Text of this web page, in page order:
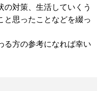
の対策、生活していくう
と思ったことなどを綴っ
る方の参考になれば幸い